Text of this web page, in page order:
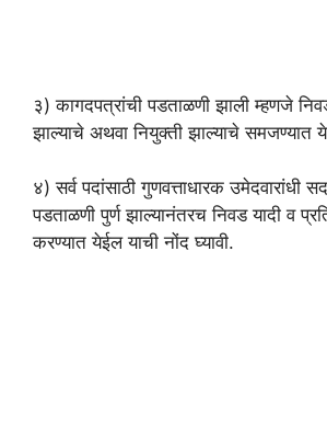
३) कागदपत्रांची पडताळणी झाली म्हणजे
झाल्याचे अथवा नियुक्ती झाल्याचे समजण्यात
४) सर्व पदांसाठी गुणवत्ताधारक उमेदवारांधी
पडताळणी पुर्ण झाल्यानंतरच निवड यादी व
करण्यात येईल याची नोंद घ्यावी.